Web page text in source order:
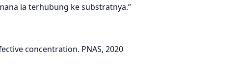
ia terhubung ke substratnya.”
concentration. PNAS, 2020